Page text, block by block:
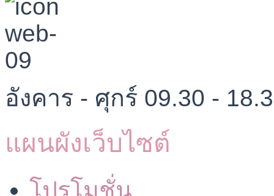
อังคาร - ศุกร์ 09.30 -
แผนผังเว็บไซต์
โปรโมชั่น